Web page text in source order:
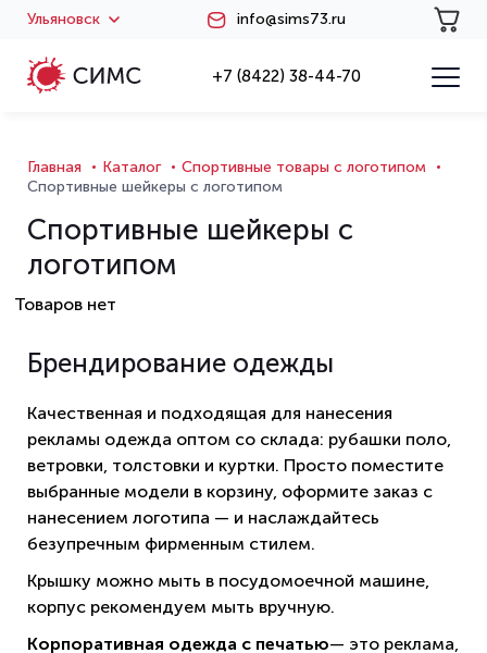
Ульяновск info@sims73.ru
+7 (8422) 38-44-70
Главная Каталог
Спортивные товары с логотипом
Спортивные шейкеры с логотипом
Спортивные шейкеры с
логотипом
Товаров нет
Брендирование одежды
Качественная и подходящая для нанесения
рекламы одежда оптом со склада: рубашки поло,
ветровки, толстовки и куртки. Просто поместите
выбранные модели в корзину, оформите заказ с
нанесением логотипа — и наслаждайтесь
безупречным фирменным стилем.
Крышку можно мыть в посудомоечной машине,
корпус рекомендуем мыть вручную.
Корпоративная одежда с печатью— это реклама,